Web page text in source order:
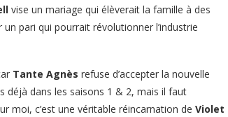
vise un mariage qui élèverait la famille à des
pari qui pourrait révolutionner l’industrie
Tante Agnès refuse d’accepter la nouvelle
déjà dans les saisons 1 & 2, mais il faut
moi, c’est une véritable réincarnation de Violet